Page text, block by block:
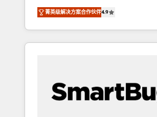
streamline processes, and unlock
at scale. From predictive
conversational AI, we turn data
and automation into competitive
and execution. We don't just "set up tools" —
we install the GTM Operating
OS) to align your leadership and
portal that drives predictable
and Story to stop "accelerating a
Elite Engineering & AI Scalable Architecture:
菁英级解决方案合作伙伴4.9